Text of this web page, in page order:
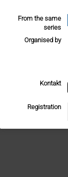
From the same
series
Organised by
Kontakt
Registration